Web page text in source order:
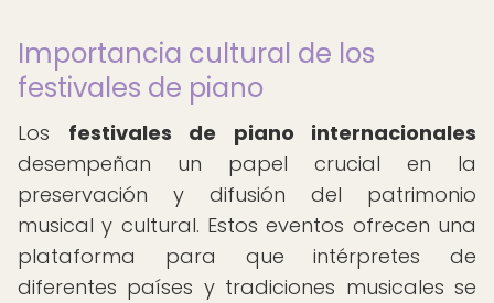
Importancia cultural de los
festivales de piano
Los festivales de piano internacionales
desempeñan un papel crucial en la
preservación y difusión del patrimonio
musical y cultural. Estos eventos ofrecen una
plataforma para que intérpretes de
diferentes países y tradiciones musicales se